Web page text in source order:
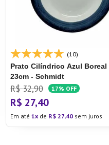
(10)
Prato Cilíndrico Azul Boreal
23cm - Schmidt
R$ 32,90 17% OFF
R$ 27,40
Em até1 de R$ 27,40 sem juros